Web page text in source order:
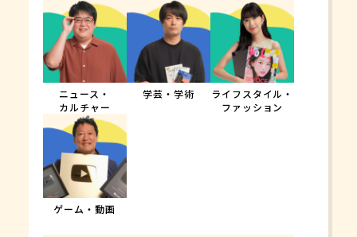
ニュース・
カルチャー
学芸・学術
ライフスタイル・
ファッション
ゲーム・動画